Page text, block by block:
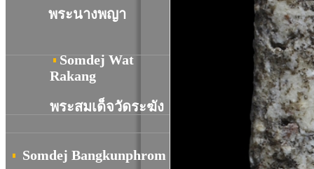
พระนางพญา
Somdej Wat
Rakang
พระสมเด็จวัดระฆัง
Somdej Bangkunphrom